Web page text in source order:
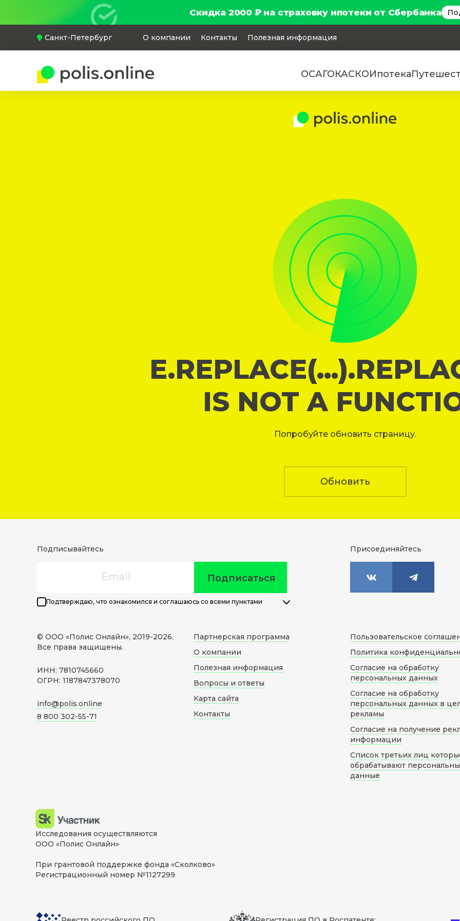
Скидка 2000 ₽ на страховку ипотеки от Сбербанка
Санкт-Петербург О компании Контакты Полезная информация
ОСАГОКАСКОИпотека
IS NOT A
Попробуйте обновить страницу.
Обновить
Подписывайтесь
Подписаться
Подтверждаю, что ознакомился и соглашаюсь со всеми пунктами
Присоединяйтесь
© ООО «Полис Онлайн», 2019-2026.
Все права защищены.
ИНН: 7810745660
ОГРН: 1187847378070
info@polis.online
8 800 302-55-71
Партнерская программа
О компании
Полезная информация
Вопросы и ответы
Карта сайта
Контакты
Пользовательское
Политика
Согласие на обработку
персональных данных
Согласие на обработку
персональных данных в
рекламы
Согласие на получение
информации
Список третьих лиц
обрабатывают
данные
Исследования осуществляются
ООО «Полис Онлайн»
При грантовой поддержке фонда «Сколково»
Регистрационный номер №1127299